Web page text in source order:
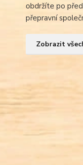
obdržíte po
přepravní
Zobrazit